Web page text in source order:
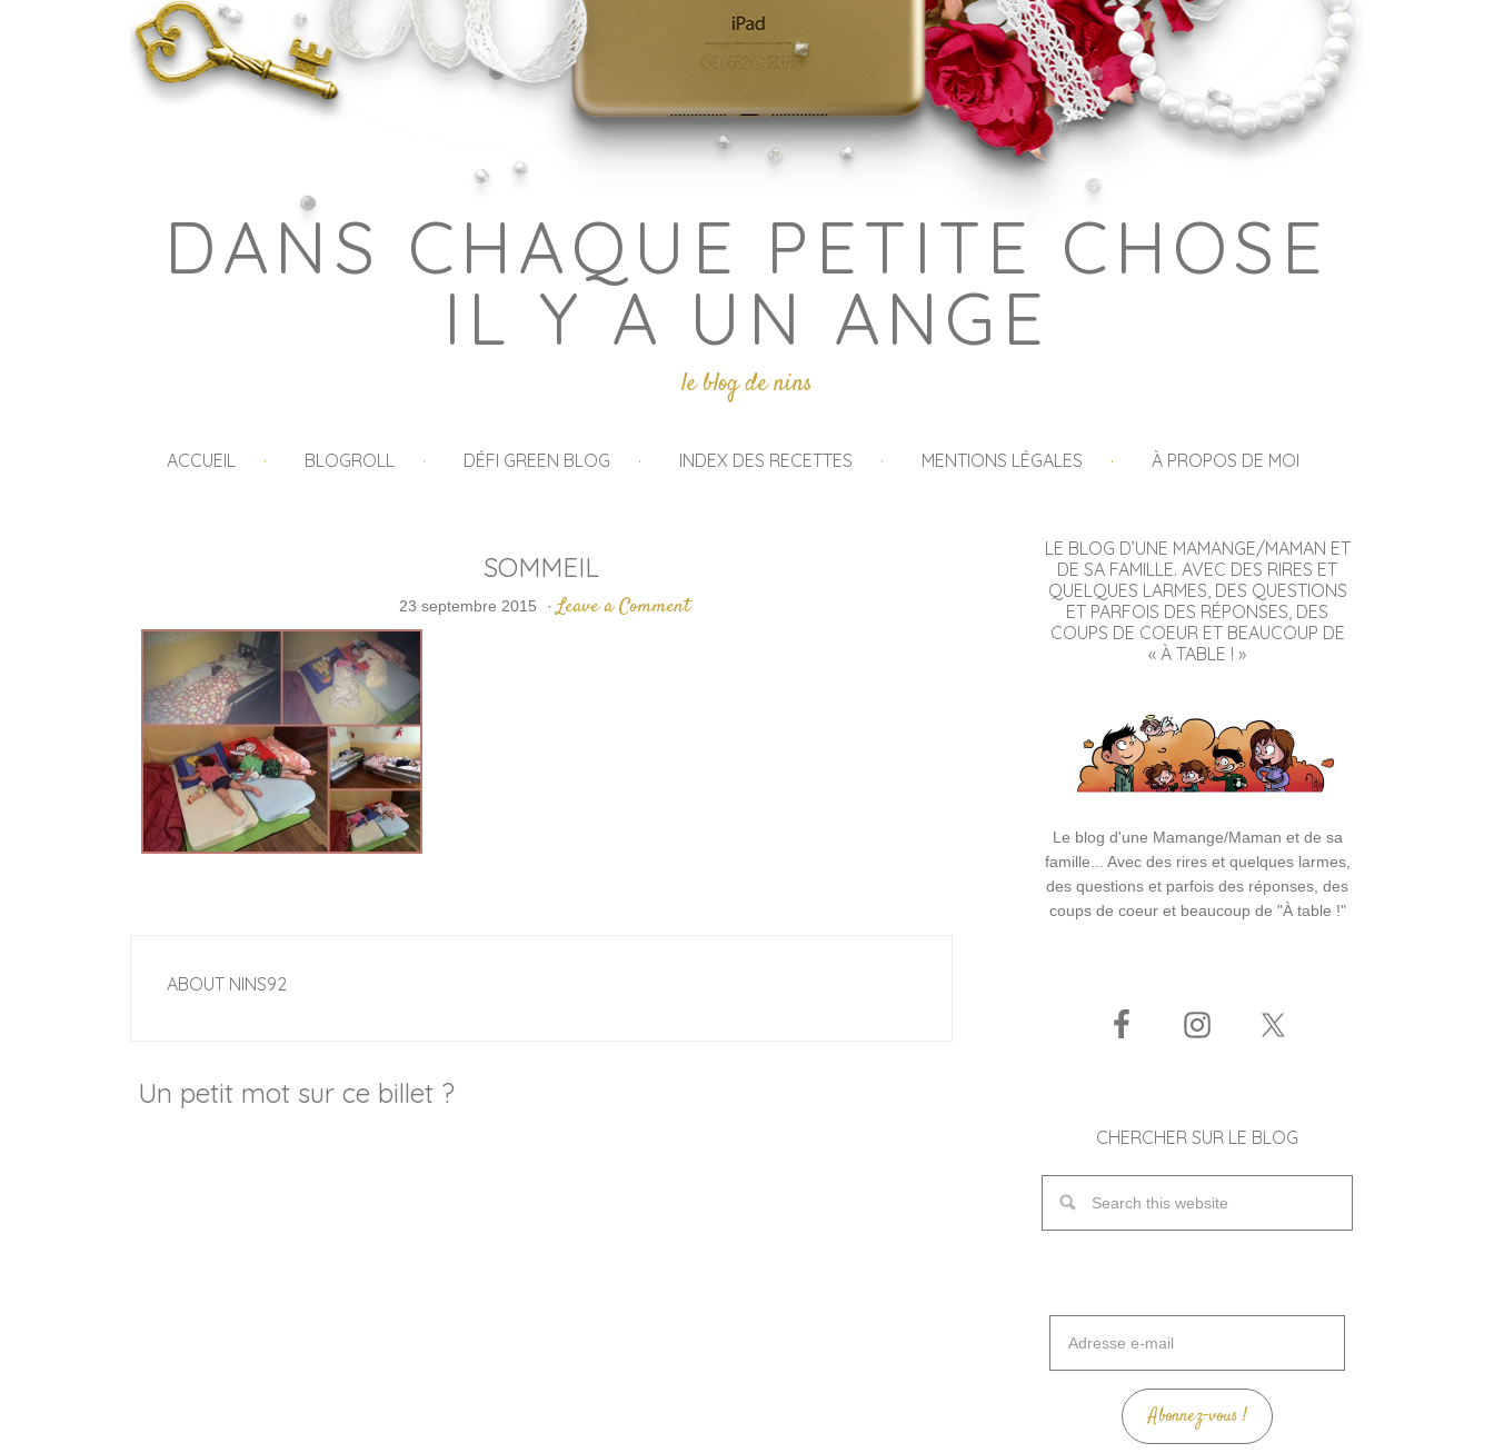
DANS CHAQUE PETITE CHOSE
IL Y A UN ANGE
le blog de nins
ACCUEIL BLOGROLL DÉFI GREEN BLOG INDEX DES RECETTES MENTIONS LÉGALES À PROPOS DE MOI
SOMMEIL
23 septembre 2015 · Leave a Comment
ABOUT NINS92
Un petit mot sur ce billet ?
LE BLOG D’UNE MAMANGE/MAMAN ET
DE SA FAMILLE. AVEC DES RIRES ET
QUELQUES LARMES, DES QUESTIONS
ET PARFOIS DES RÉPONSES, DES
COUPS DE COEUR ET BEAUCOUP DE
« À TABLE ! »
Le blog d'une Mamange/Maman et de sa
famille... Avec des rires et quelques larmes,
des questions et parfois des réponses, des
coups de coeur et beaucoup de "À table !"
CHERCHER SUR LE BLOG
mail
Abonnez-vous !